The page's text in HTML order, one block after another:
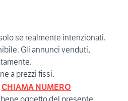
se realmente intenzionati.
Gli annunci venduti,
a prezzi fissi.
CHIAMA NUMERO